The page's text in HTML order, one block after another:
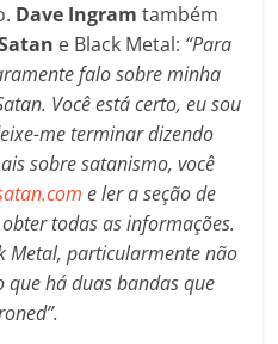
Dave Ingramtambém
e Black Metal: “Para
falo sobre minha
Você está certo, eu sou
me terminar dizendo
sobre satanismo, você
e ler a seção de
todas as informações.
Metal, particularmente não
que há duas bandas que